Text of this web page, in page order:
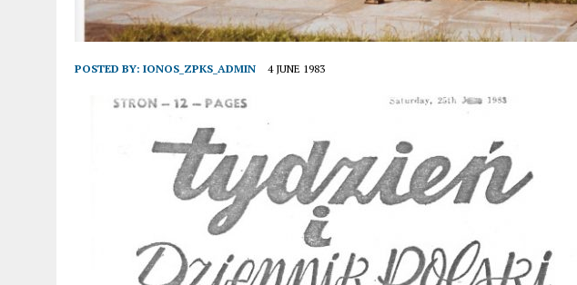
POSTED BY: IONOS_ZPKS_ADMIN 4 JUNE 1983